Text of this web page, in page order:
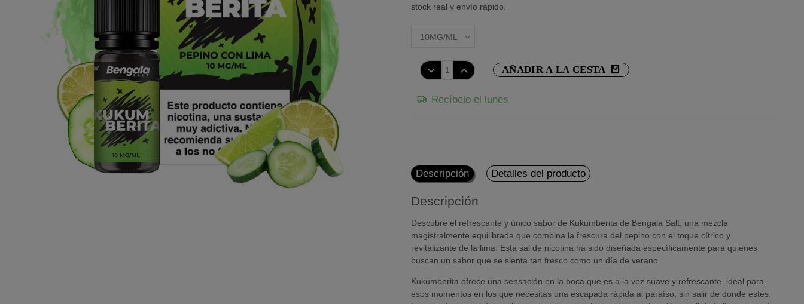
stock real y envío rápido.
AÑADIR A LA CESTA
Recíbelo el lunes
Descripción Detalles del producto
Descripción
Descubre el refrescante y único sabor de Kukumberita de Bengala Salt, una mezcla
magistralmente equilibrada que combina la frescura del pepino con el toque cítrico y
revitalizante de la lima. Esta sal de nicotina ha sido diseñada específicamente para quienes
buscan un sabor que se sienta tan fresco como un día de verano.
Kukumberita ofrece una sensación en la boca que es a la vez suave y refrescante, ideal para
esos momentos en los que necesitas una escapada rápida al paraíso, sin salir de donde estés.